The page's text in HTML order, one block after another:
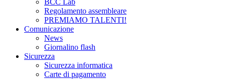
BCC Lab
Regolamento assembleare
PREMIAMO TALENTI!
Comunicazione
News
Giornalino flash
Sicurezza
Sicurezza informatica
Carte di pagamento